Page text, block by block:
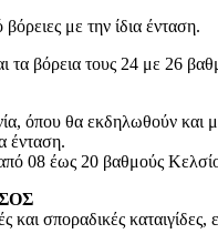
με την ίδια ένταση.
βόρεια τους 24 με 26
όπου θα εκδηλωθούν και
ένταση.
08 έως 20 βαθμούς
σποραδικές